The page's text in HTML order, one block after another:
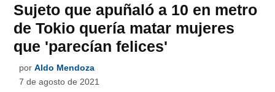
Sujeto que apuñaló a 10 en metro
de Tokio quería matar mujeres
que 'parecían felices'
por Aldo Mendoza
7 de agosto de 2021